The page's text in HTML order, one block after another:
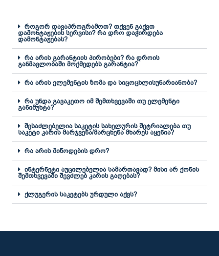
როგორ დავაპროგრამოთ? თქვენ გაქვთ
დამონტაჟების სერვისი? რა დრო დაჭირდება
დამონტაჟებას?
რა არის გარანტიის პირობები? რა დროის
განმავლობაში მოქმედებს გარანტია?
რა არის ელემენტის ზომა და სიცოცხლისუნარიანობა?
რა უნდა გავაკეთო იმ შემთხვევაში თუ ელემენტი
განიმუხტა?
შესაძლებელია საკეტის სახელურის შეტრიალება თუ
საკეტი კარის მარჯვენა/მარცხენა მხარეს აყენია?
რა არის მიწოდების დრო?
ინტერნეტი აუცილებელია სამართავად? მისი არ ქონის
შემთხვევაში შევძლებ კარის გაღებას?
ქლუგერის საკეტებს ურდული აქვს?